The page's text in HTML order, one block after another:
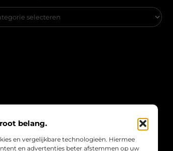
belang.
en vergelijkbare technologieën. Hiermee
en advertenties beter afstemmen op uw